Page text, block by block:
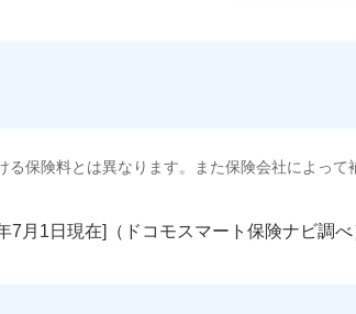
保険料とは異なります。また保険会社によっ
月 日現在]（ドコモスマート保険ナビ調べ